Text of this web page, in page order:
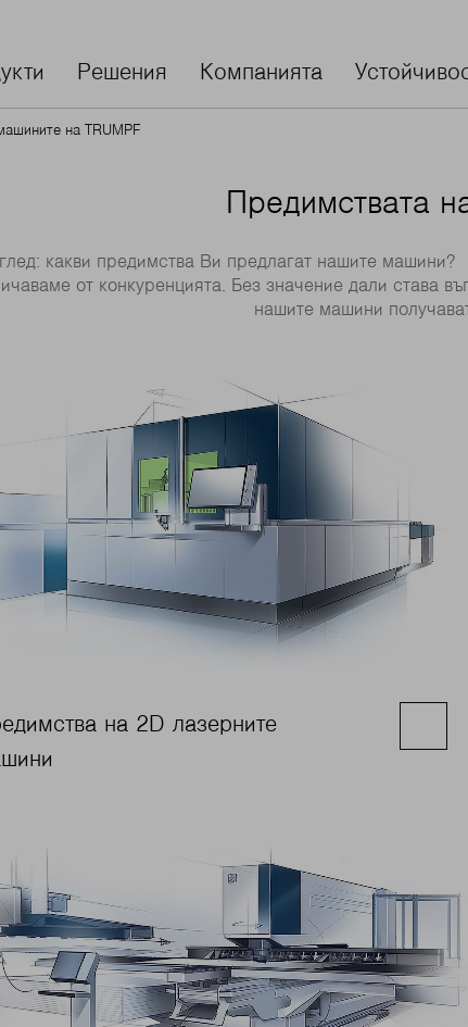
Решения Компанията
на TRUMPF
Предимствата
какви предимства Ви предлагат нашите машини?
от конкуренцията. Без значение дали става
нашите машини
на 2D лазерните